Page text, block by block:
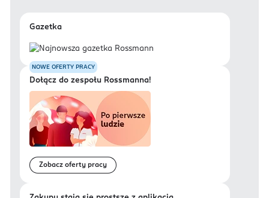
Gazetka
NOWE OFERTY PRACY
Dołącz do zespołu Rossmanna!
Zobacz oferty pracy